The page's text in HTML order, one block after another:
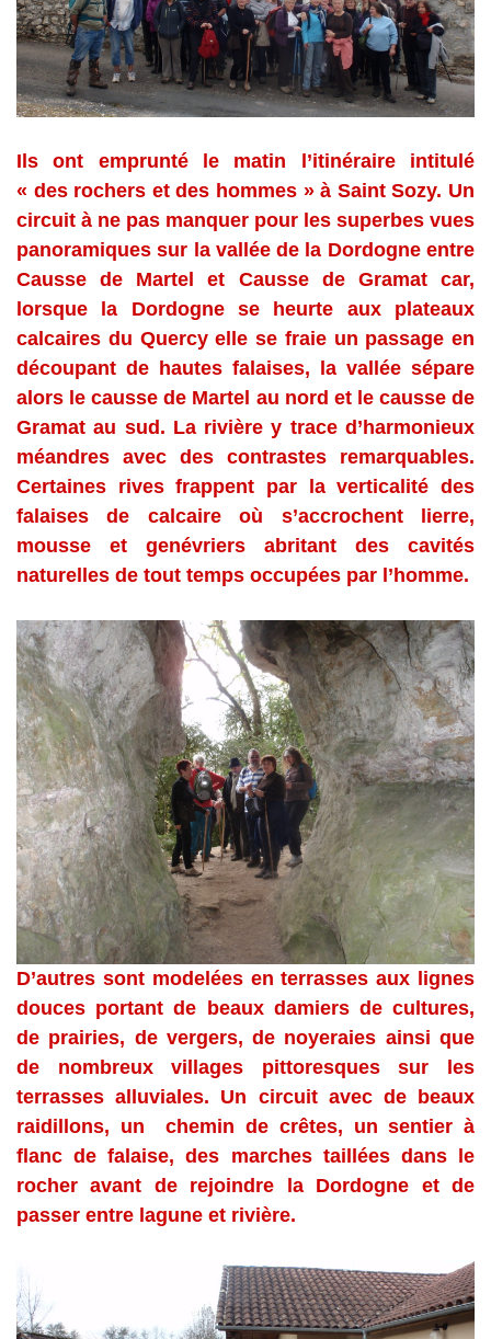
Ils ont emprunté le matin l’itinéraire intitulé
« des rochers et des hommes » à Saint Sozy. Un
circuit à ne pas manquer pour les superbes vues
panoramiques sur la vallée de la Dordogne entre
Causse de Martel et Causse de Gramat car,
lorsque la Dordogne se heurte aux plateaux
calcaires du Quercy elle se fraie un passage en
découpant de hautes falaises, la vallée sépare
alors le causse de Martel au nord et le causse de
Gramat au sud. La rivière y trace d’harmonieux
méandres avec des contrastes remarquables.
Certaines rives frappent par la verticalité des
falaises de calcaire où s’accrochent lierre,
mousse et genévriers abritant des cavités
naturelles de tout temps occupées par l’homme.
D’autres sont modelées en terrasses aux lignes
douces portant de beaux damiers de cultures,
de prairies, de vergers, de noyeraies ainsi que
de nombreux villages pittoresques sur les
terrasses alluviales. Un circuit avec de beaux
raidillons, un chemin de crêtes, un sentier à
flanc de falaise, des marches taillées dans le
rocher avant de rejoindre la Dordogne et de
passer entre lagune et rivière.